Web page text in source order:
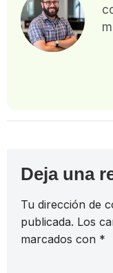
Deja una
Tu dirección de
publicada. Los
marcados con *